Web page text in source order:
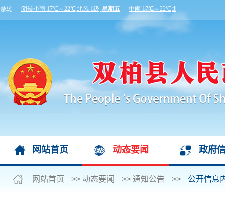
网站首页 动态要闻 政府
网站首页 >> 动态要闻 >> 通知公告 >> 公开信息